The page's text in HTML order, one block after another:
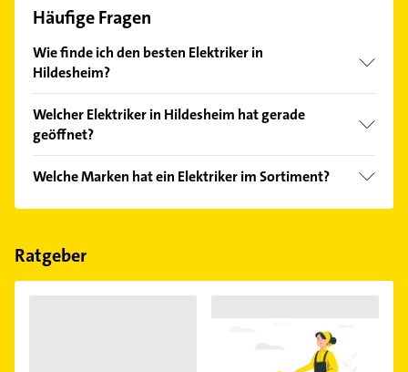
Häufige Fragen
Wie finde ich den besten Elektriker in
Hildesheim?
Kundenmeinungen und profitieren Sie von den
Empfehlungen. Die Suchergebnisse können Sie sich
Welcher Elektriker in Hildesheim hat gerade
geöffnet?
Bitte beachten Sie, dass diese an Sonn- und
Feiertagen abweichen können.
Welche Marken hat ein Elektriker im Sortiment?
Der Elektriker verkauft Marken wie LCN.
Ratgeber